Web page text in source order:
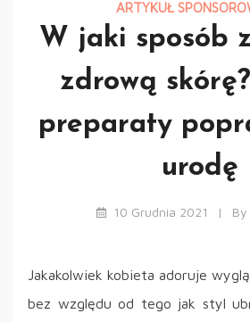
ARTYKUŁ
W jaki sposób
zdrową
preparaty
urodę
10 Grudnia 2021 By
Jakakolwiek kobieta adoruje
bez względu od tego jak styl